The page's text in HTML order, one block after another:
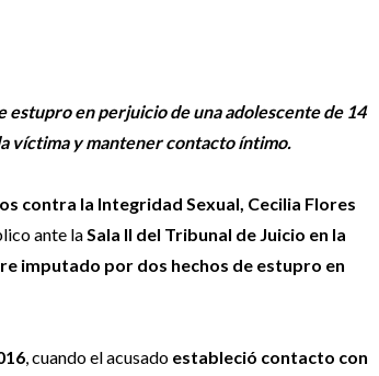
estupro en perjuicio de una adolescente de 14
víctima y mantener contacto íntimo.
contra la Integridad Sexual, Cecilia Flores
ante la Sala II del Tribunal de Juicio en la
imputado por dos hechos de estupro en
, cuando el acusado estableció contacto con